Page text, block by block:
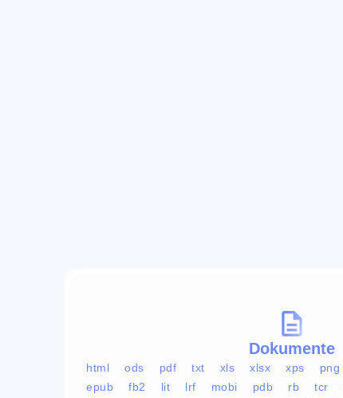
Dokumente
html ods pdf txt xls xlsx xps png
epub
fb2 lit lrf mobi pdb rb tcr